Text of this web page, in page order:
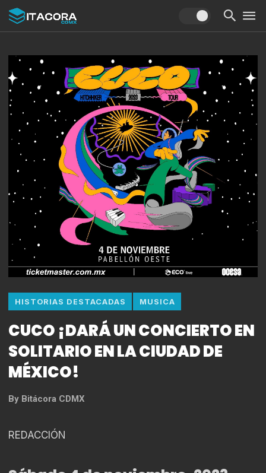
HISTORIAS DESTACADAS MUSICA
CUCO ¡DARÁ UN CONCIERTO EN
SOLITARIO EN LA CIUDAD DE
MÉXICO!
By Bitácora CDMX
REDACCIÓN